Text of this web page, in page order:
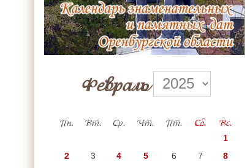
Февраль
Пн. Вт. Ср. Чт. Пт. Сб. Вс.
1
2
3 4 5 6 7
8